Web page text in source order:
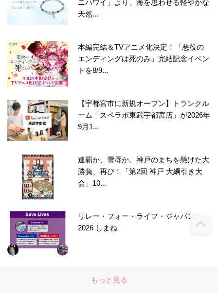
ニハワイ」より、海を思わせる軽やかな
天然...
本編完結＆TVアニメ化決定！「悪役の
エンディングは死のみ」完結記念イベン
トを8/9...
【宇都宮市に新規オープン】トランクル
ーム「スペラボ東武宇都宮店」が2026年
9月1...
連覇か、雪辱か。神戸のまちを懸けた大
勝負、再び！「第2回 神戸 大綱引き大
会」10...
リレー・フォー・ライフ・ジャパン
2026 しまね
もっと見る